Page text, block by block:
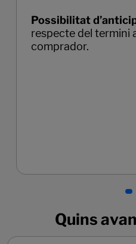
Quins